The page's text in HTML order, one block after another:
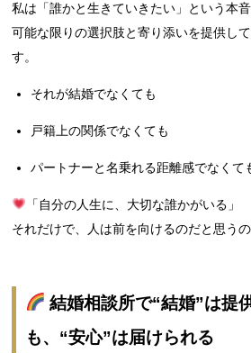
私は「誰かと生きていきたい」という本音
可能な限りの選択肢と寄り添いを提供し
す。
それが結婚でなくても
戸籍上の関係でなくても
パートナーと名乗れる距離感でなくて
「自分の人生に、大切な誰かがいる」
それだけで、人は前を向けるのだと思うの
結婚相談所で“結婚”は提
も、“安心”は届けられる